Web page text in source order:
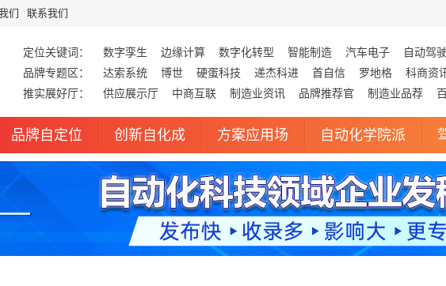
们 联系我们
定位关键词： 数字孪生 边缘计算 数字化转型 智能制造 汽车电子 自动驾驶
品牌专题区：
达索系统 博世 硬蛋科技 递杰科进 首自信 罗地格 科商资
推实展好厅：
供应展示厅 中商互联 制造业资讯 品牌推荐官 制造业品荐
品牌自定位 创新自化成 方案应用场 自动化学院派